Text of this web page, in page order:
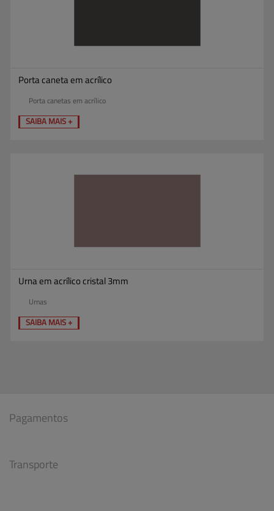
Porta caneta em acrílico
Porta canetas em acrílico
SAIBA MAIS +
Urna em acrílico cristal 3mm
Urnas
SAIBA MAIS +
Pagamentos
Transporte